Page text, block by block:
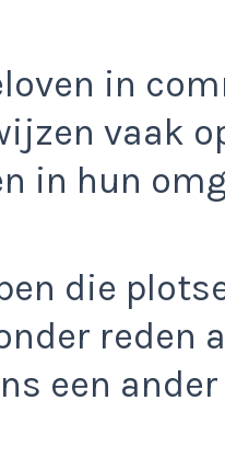
in
vaak
in hun
die
reden
een